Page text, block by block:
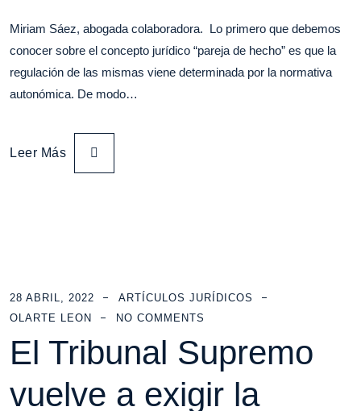
Miriam Sáez, abogada colaboradora. Lo primero que debemos
conocer sobre el concepto jurídico “pareja de hecho” es que la
regulación de las mismas viene determinada por la normativa
autonómica. De modo…
Leer Más
28 ABRIL, 2022
ARTÍCULOS JURÍDICOS
OLARTE LEON
NO COMMENTS
El Tribunal Supremo
vuelve a exigir la